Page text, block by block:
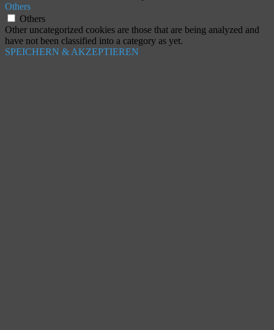
Others
Others
Other uncategorized cookies are those that are being analyzed and
have not been classified into a category as yet.
SPEICHERN & AKZEPTIEREN